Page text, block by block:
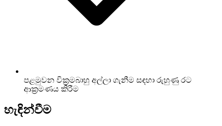
පළමුවන වික්‍රමබාහු අල්ලා ගැනීම සඳහා රුහුණු රට
ආක්‍රමණය කිරීම
හැඳින්වීම